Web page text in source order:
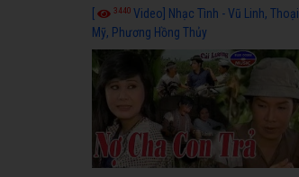
3440 Video] Nhạc Tình - Vũ Linh, Thoại
Mỹ, Phương Hồng Thủy